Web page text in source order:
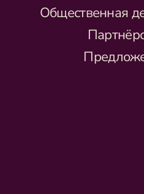
Общественная